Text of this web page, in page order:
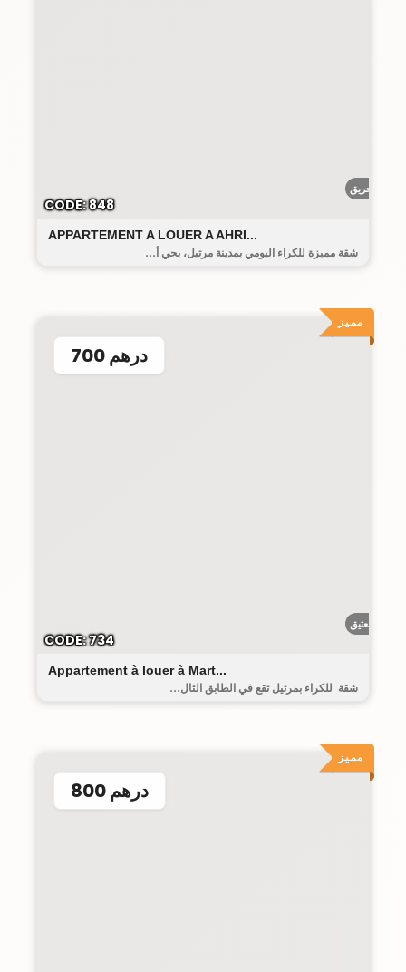
أحريق
APPARTEMENT A LOUER A AHRI...
شقة مميزة للكراء اليومي بمدينة مرتيل، بحي أ...
CODE: 848
مميز
البيت العتيق
Appartement à louer à Mart...
700 درهم
شقة للكراء بمرتيل تقع في الطابق الثال...
CODE: 734
مميز
800 درهم